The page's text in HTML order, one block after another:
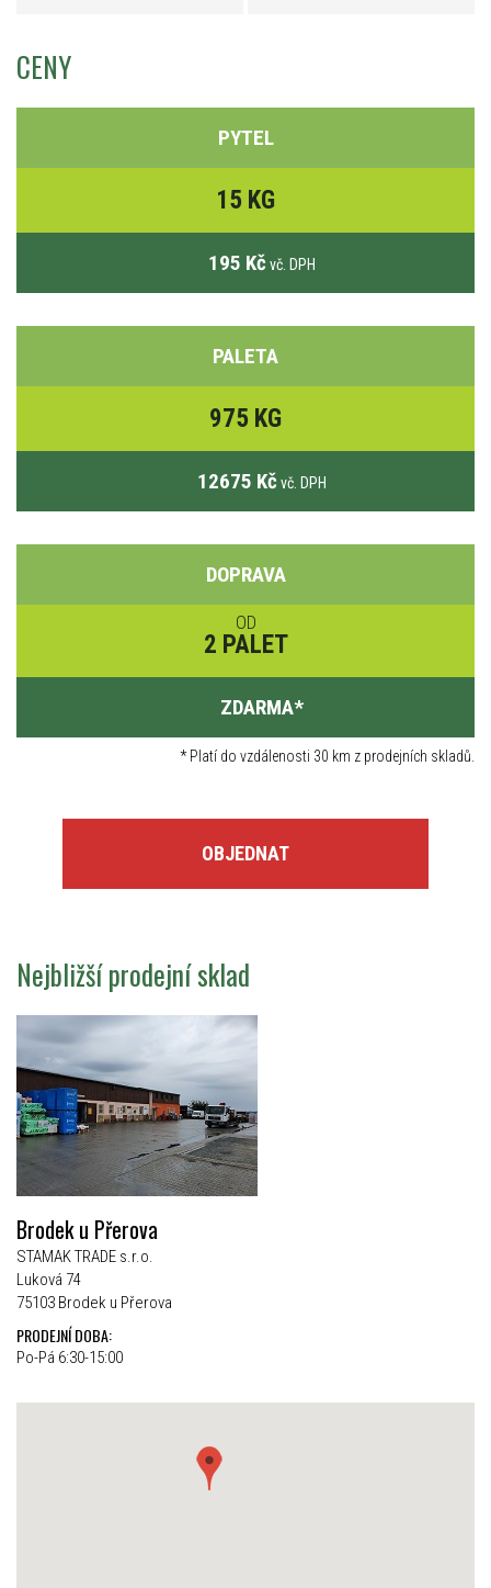
CENY
PYTEL
15 KG
195 Kč vč. DPH
PALETA
975 KG
12675 Kč vč. DPH
DOPRAVA
OD
2 PALET
ZDARMA*
*Platí do vzdálenosti 30 km z prodejních skladů.
OBJEDNAT
Nejbližší prodejní sklad
Brodek u Přerova
STAMAK TRADE s.r.o.
Luková 74
75103 Brodek u Přerova
PRODEJNÍ DOBA:
Po-Pá 6:30-15:00